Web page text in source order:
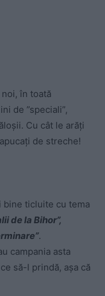
în toată
de ”speciali”,
Cu cât le arăți
de streche!
bine ticluite cu tema
de la Bihor”,
.
campania asta
să-l prindă, așa că